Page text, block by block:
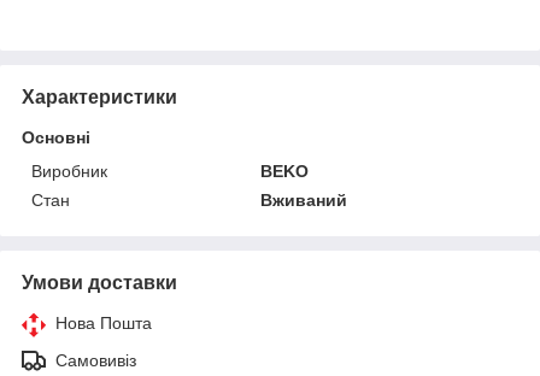
Характеристики
Основні
Виробник
BEKO
Стан
Вживаний
Умови доставки
Нова Пошта
Самовивіз